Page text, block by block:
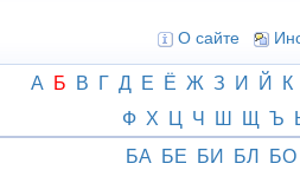
О сайте
А Б В Г Д Е Ё Ж З И Й К
Ф Х Ц Ч Ш Щ Ъ
БА БЕ БИ БЛ БО